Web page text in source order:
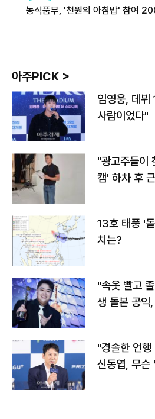
농식품부, '천원의 아침밥' 참여
아주PICK >
임영웅, 데
사람이었다"
"광고주들이
캠' 하차 후
13호 태풍 '
치는?
"속옷 빨고
생 돌본 공익
"경솔한 언
신동엽, 무슨